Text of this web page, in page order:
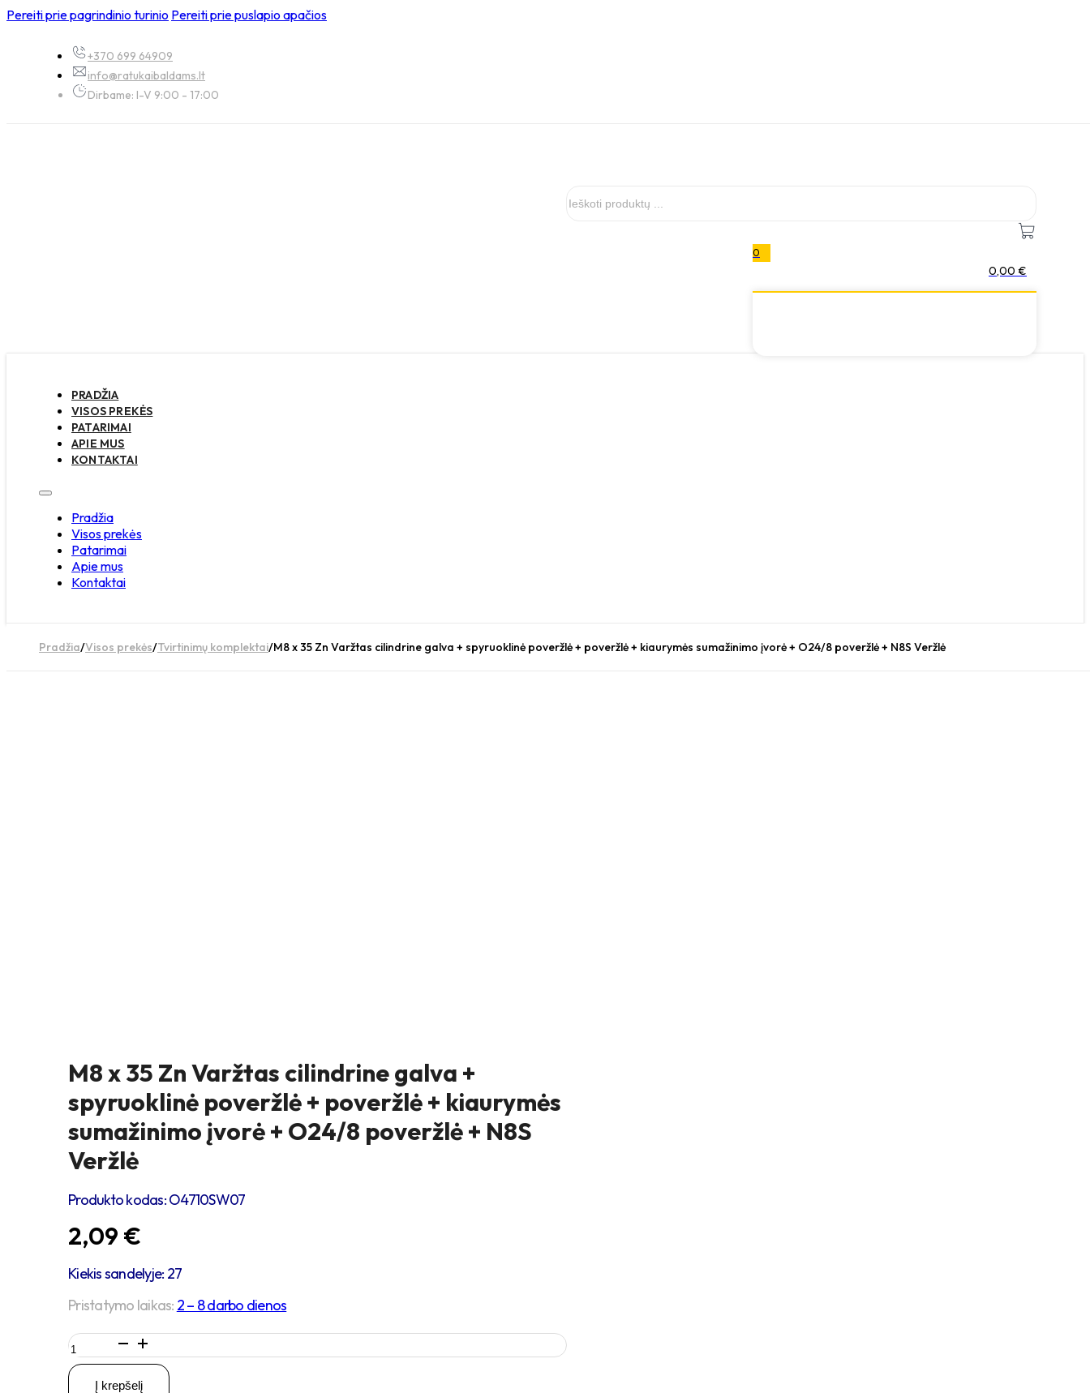
Pereiti prie pagrindinio turinio Pereiti prie puslapio apačios
+370 699 64909
info@ratukaibaldams.lt
Dirbame: I-V 9:00 - 17:00
0
0,00 €
PRADŽIA
VISOS PREKĖS
PATARIMAI
APIE MUS
KONTAKTAI
Pradžia
Visos prekės
Patarimai
Apie mus
Kontaktai
Pradžia/Visos prekės/Tvirtinimų komplektai/M8 x 35 Zn Varžtas cilindrine galva + spyruoklinė poveržlė + poveržlė + kiaurymės sumažinimo įvorė + O24/8 poveržlė + N8S Veržlė
M8 x 35 Zn Varžtas cilindrine galva +
spyruoklinė poveržlė + poveržlė + kiaurymės
sumažinimo įvorė + O24/8 poveržlė + N8S
Veržlė
Produkto kodas:O4710SW07
2,09 €
Kiekis sandelyje: 27
Pristatymo laikas: 2 – 8 darbo dienos
produkto
kiekis:
M8
Į krepšelį